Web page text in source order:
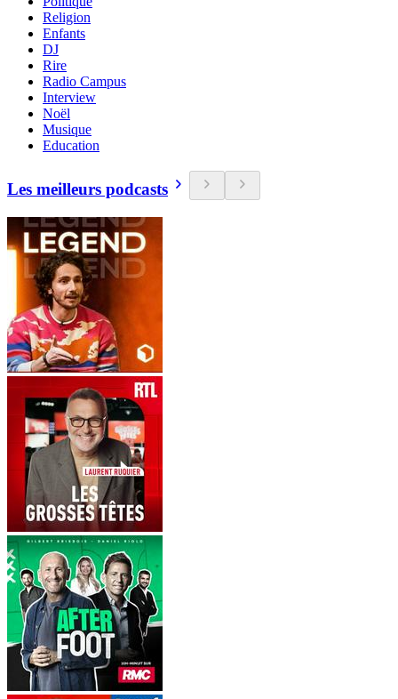
Religion
Enfants
DJ
Rire
Radio Campus
Interview
Noël
Musique
Education
Les meilleurs podcasts